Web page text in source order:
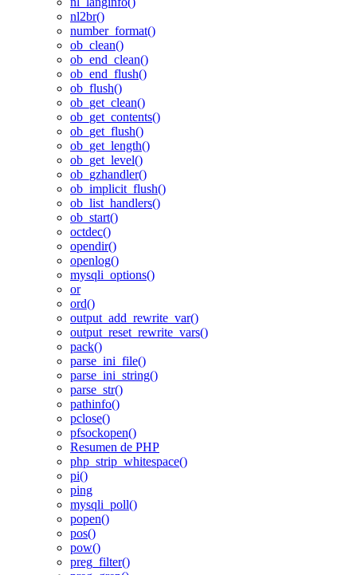
nl2br()
number_format()
ob_clean()
ob_end_clean()
ob_end_flush()
ob_flush()
ob_get_clean()
ob_get_contents()
ob_get_flush()
ob_get_length()
ob_get_level()
ob_gzhandler()
ob_implicit_flush()
ob_list_handlers()
ob_start()
octdec()
opendir()
openlog()
mysqli_options()
or
ord()
output_add_rewrite_var()
output_reset_rewrite_vars()
pack()
parse_ini_file()
parse_ini_string()
parse_str()
pathinfo()
pclose()
pfsockopen()
Resumen de PHP
php_strip_whitespace()
pi()
ping
mysqli_poll()
popen()
pos()
pow()
preg_filter()